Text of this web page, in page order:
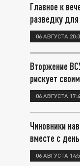
Главное к
разведку
06 АВГУСТА
Вторжение
рискует
06 АВГУСТА
Чиновники
вместе с
06 АВГУСТА